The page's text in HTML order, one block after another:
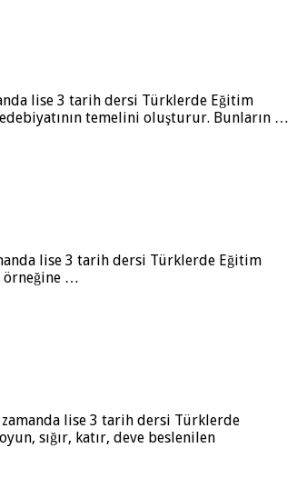
lise 3 tarih dersi Türklerde Eğitim
temelini oluşturur. Bunların …
lise 3 tarih dersi Türklerde Eğitim
örneğine …
lise 3 tarih dersi Türklerde
sığır, katır, deve beslenilen